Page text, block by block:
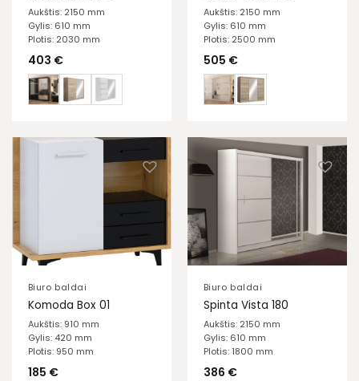
Aukštis: 2150 mm
Gylis: 610 mm
Plotis: 2030 mm
403 €
Aukštis: 2150 mm
Gylis: 610 mm
Plotis: 2500 mm
505 €
Biuro baldai
Komoda Box 01
Aukštis: 910 mm
Gylis: 420 mm
Plotis: 950 mm
185 €
Biuro baldai
Spinta Vista 180
Aukštis: 2150 mm
Gylis: 610 mm
Plotis: 1800 mm
386 €